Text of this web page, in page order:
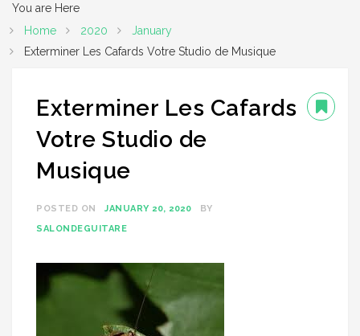
You are Here
Home
2020
January
Exterminer Les Cafards Votre Studio de Musique
Exterminer Les Cafards
Votre Studio de
Musique
POSTED ON JANUARY 20, 2020
BY
SALONDEGUITARE